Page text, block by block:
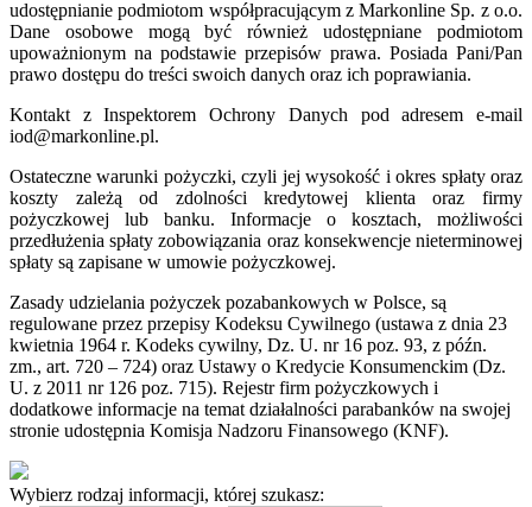
udostępnianie podmiotom współpracującym z Markonline Sp. z o.o.
Dane osobowe mogą być również udostępniane podmiotom
upoważnionym na podstawie przepisów prawa. Posiada Pani/Pan
prawo dostępu do treści swoich danych oraz ich poprawiania.
Kontakt z Inspektorem Ochrony Danych pod adresem e-mail
iod@markonline.pl.
Ostateczne warunki pożyczki, czyli jej wysokość i okres spłaty oraz
koszty zależą od zdolności kredytowej klienta oraz firmy
pożyczkowej lub banku. Informacje o kosztach, możliwości
przedłużenia spłaty zobowiązania oraz konsekwencje nieterminowej
spłaty są zapisane w umowie pożyczkowej.
Zasady udzielania pożyczek pozabankowych w Polsce, są
regulowane przez przepisy Kodeksu Cywilnego (ustawa z dnia 23
kwietnia 1964 r. Kodeks cywilny, Dz. U. nr 16 poz. 93, z późn.
zm., art. 720 – 724) oraz Ustawy o Kredycie Konsumenckim (Dz.
U. z 2011 nr 126 poz. 715). Rejestr firm pożyczkowych i
dodatkowe informacje na temat działalności parabanków na swojej
stronie udostępnia Komisja Nadzoru Finansowego (KNF).
Wybierz rodzaj informacji, której szukasz: